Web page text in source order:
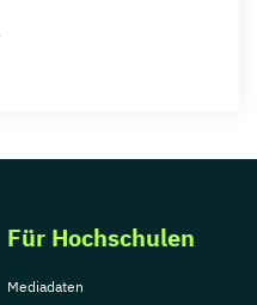
Für Hochschulen
Mediadaten